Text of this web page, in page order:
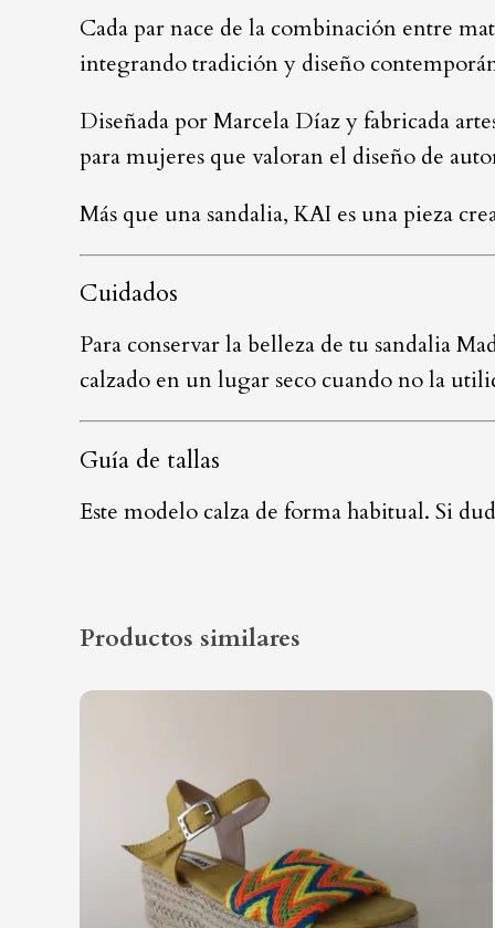
Cada par nace de la combinación entre
integrando tradición y diseño
Diseñada por Marcela Díaz y fabricada
para mujeres que valoran el diseño de
Más que una sandalia, KAI es una pieza
Cuidados
Para conservar la belleza de tu sandalia
calzado en un lugar seco cuando no la
Guía de tallas
Este modelo calza de forma habitual. Si
Productos similares